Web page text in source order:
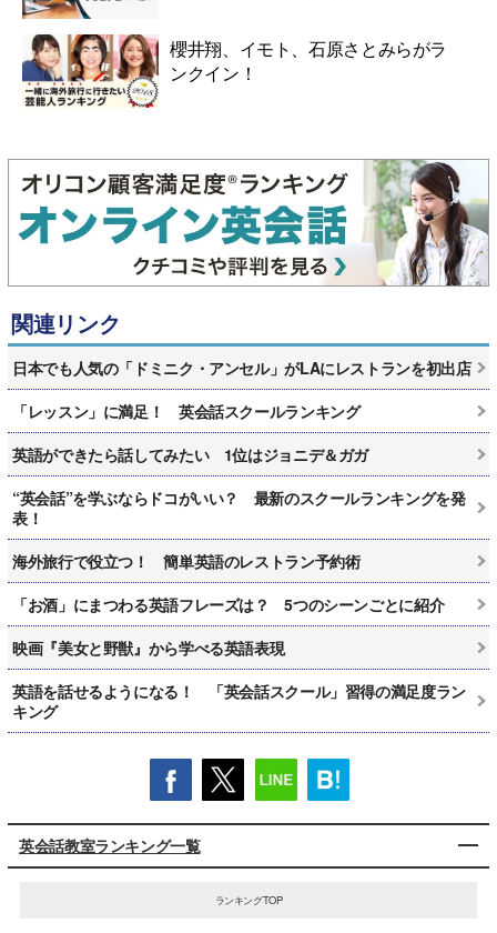
櫻井翔、イモト、石原さとみらがラ
ンクイン！
関連リンク
日本でも人気の「ドミニク・アンセル」がLAにレストランを初出店
「レッスン」に満足！ 英会話スクールランキング
英語ができたら話してみたい 1位はジョニデ＆ガガ
“英会話”を学ぶならドコがいい？ 最新のスクールランキングを発
表！
海外旅行で役立つ！ 簡単英語のレストラン予約術
「お酒」にまつわる英語フレーズは？ 5つのシーンごとに紹介
映画『美女と野獣』から学べる英語表現
英語を話せるようになる！ 「英会話スクール」習得の満足度ラン
キング
英会話教室ランキング一覧
ランキングTOP